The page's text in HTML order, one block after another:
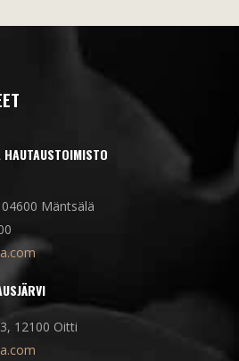
HAUTAUSTOIMISTO
Mäntsälä
12100 Oitti